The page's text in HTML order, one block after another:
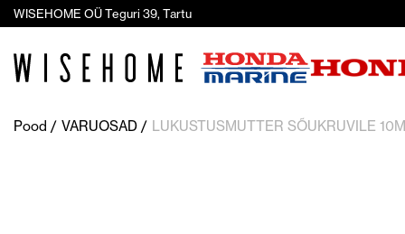
WISEHOME OÜ Teguri 39, Tartu
Pood VARUOSAD LUKUSTUSMUTTER SÕUKRUVILE